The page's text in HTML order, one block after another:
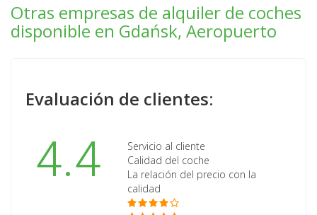
Otras empresas de alquiler de coches
disponible en Gdańsk, Aeropuerto
Evaluación de clientes:
4.4
Servicio al cliente
Calidad del coche
La relación del precio con la
calidad